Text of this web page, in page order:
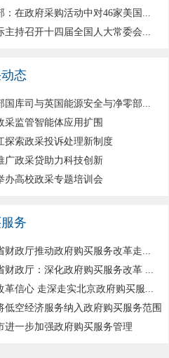
：在政府采购活动中对46家美国...
主持召开十四届全国人大常委会...
态
国库司与英国能源安全与净零部...
采监管智能体应用扩围
探索政采投诉处理新制度
广政采贷助力科技创新
办高校政采专题培训会
务
财政厅推动政府购买服务改革走...
财政厅：深化政府购买服务改革 ...
革信心 走深走实北京政府购买服...
低空经济服务纳入政府购买服务范围
进一步加强政府购买服务管理